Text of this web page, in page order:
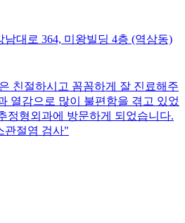
대로 364, 미왕빌딩 4층 (역삼동)
친절하시고 꼼꼼하게 잘 진료해주
열감으로 많이 불편함을 겪고 있었
정형외과에 방문하게 되었습니다.
관절염 검사"